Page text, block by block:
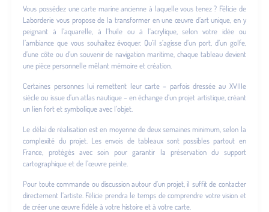
Vous possédez une carte marine ancienne à laquelle vous tenez ? Félicie de
Laborderie vous propose de la transformer en une œuvre d’art unique, en y
peignant à l’aquarelle, à l’huile ou à l’acrylique, selon votre idée ou
l’ambiance que vous souhaitez évoquer. Qu’il s’agisse d’un port, d’un golfe,
d’une côte ou d’un souvenir de navigation maritime, chaque tableau devient
une pièce personnelle mêlant mémoire et création.
Certaines personnes lui remettent leur carte – parfois dressée au XVIIIe
siècle ou issue d’un atlas nautique – en échange d’un projet artistique, créant
un lien fort et symbolique avec l’objet.
Le délai de réalisation est en moyenne de deux semaines minimum, selon la
complexité du projet. Les envois de tableaux sont possibles partout en
France, protégés avec soin pour garantir la préservation du support
cartographique et de l’œuvre peinte.
Pour toute commande ou discussion autour d’un projet, il suffit de contacter
directement l’artiste. Félicie prendra le temps de comprendre votre vision et
de créer une œuvre fidèle à votre histoire et à votre carte.